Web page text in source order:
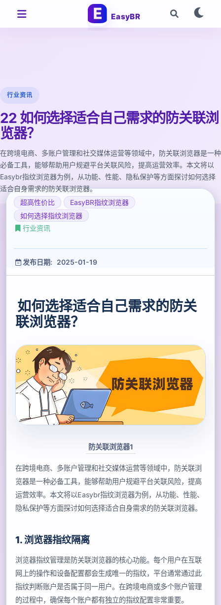
EasyBR
行业资讯
22 如何选择适合自己需求的防关联浏
览器？
在跨境电商、多账户管理和社交媒体运营等领域中，防关联浏览器是一种
必备工具，能够帮助用户规避平台关联风险，提高运营效率。本文将以
Easybr指纹浏览器为例，从功能、性能、隐私保护等方面探讨如何选择
适合自身需求的防关联浏览器。
超高性价比
EasyBR指纹浏览器
如何选择指纹浏览器
行业资讯
发布日期: 2025-01-19
如何选择适合自己需求的防关
联浏览器？
防关联浏览器1
在跨境电商、多账户管理和社交媒体运营等领域中，防关联浏
览器是一种必备工具，能够帮助用户规避平台关联风险，提高
运营效率。本文将以Easybr指纹浏览器为例，从功能、性能、
隐私保护等方面探讨如何选择适合自身需求的防关联浏览器。
1. 浏览器指纹隔离
浏览器指纹管理是防关联浏览器的核心功能。每个用户在互联
网上的操作和设备配置都会生成唯一的指纹，平台通常通过此
指纹判断账户是否属于同一用户。在跨境电商或多个账户管理
的过程中，确保每个账户都有独立的指纹配置非常重要。